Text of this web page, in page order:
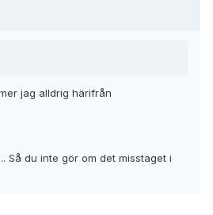
jag alldrig härifrån
Så du inte gör om det misstaget i